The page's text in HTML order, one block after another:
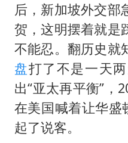
后，新加坡外交部
贺，这明摆着就是
不能忍。翻历史就
盘打了不是一天
出“亚太再平衡”，
在美国喊着让华盛
起了说客。